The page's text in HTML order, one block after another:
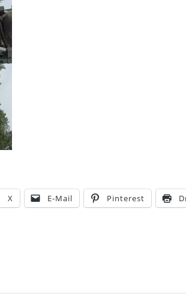
X E-Mail Pinterest